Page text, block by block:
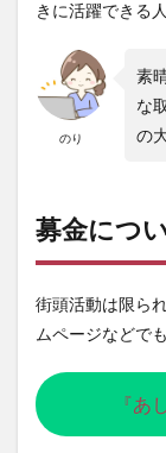
きに活躍できる
のり
素
な
の
募金につ
街頭活動は限ら
ムページなどで
『あ